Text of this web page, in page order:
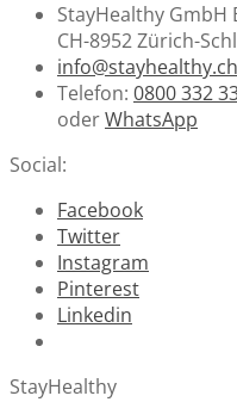
StayHealthy GmbH
CH-8952 Zürich-
info@stayhealthy.ch
Telefon: 0800 332
oderWhatsApp
Social:
Facebook
Twitter
Instagram
Pinterest
Linkedin
StayHealthy